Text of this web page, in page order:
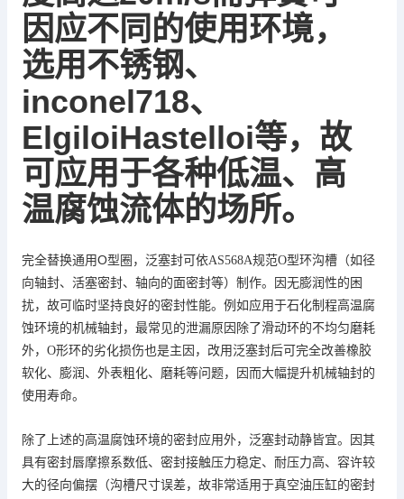
因应不同的使用环境，
选用不锈钢、
inconel718、
ElgiloiHastelloi等，故
可应用于各种低温、 高
温腐蚀流体的场所。
完全替换通用O型圈，泛塞封可依AS568A规范O型环沟槽（如径
向轴封、活塞密封、轴向的面密封等）制作。因无膨润性的困
扰，故可临时坚持良好的密封性能。例如应用于石化制程高温腐
蚀环境的机械轴封，最常见的泄漏原因除了滑动环的不均匀磨耗
外， O形环的劣化损伤也是主因，改用泛塞封后可完全改善橡胶
软化、膨润、外表粗化、磨耗等问题，因而大幅提升机械轴封的
使用寿命。
除了上述的高温腐蚀环境的密封应用外，泛塞封动静皆宜。因其
具有密封唇摩擦系数低、密封接触压力稳定、耐压力高、容许较
大的径向偏摆（沟槽尺寸误差，故非常适用于真空油压缸的密封